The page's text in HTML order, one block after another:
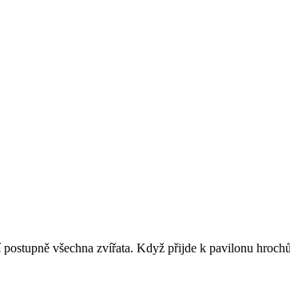
všechna zvířata. Když přijde k pavilonu